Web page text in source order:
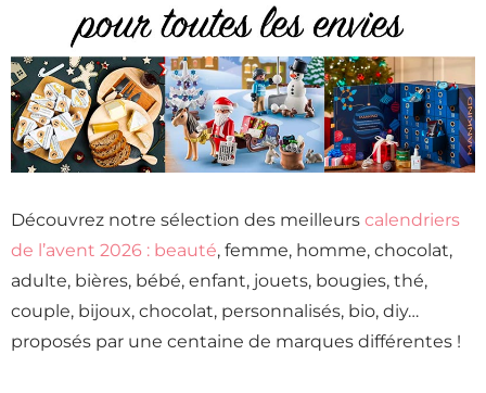
Découvrez notre sélection des meilleurs calendriers
de l’avent 2026 : beauté, femme, homme, chocolat,
adulte, bières, bébé, enfant, jouets, bougies, thé,
couple, bijoux, chocolat, personnalisés, bio, diy…
proposés par une centaine de marques différentes !